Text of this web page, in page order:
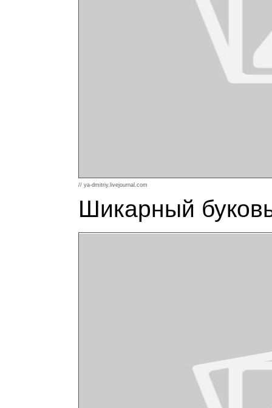
// ya-dmitriy.livejournal.com
Шикарный